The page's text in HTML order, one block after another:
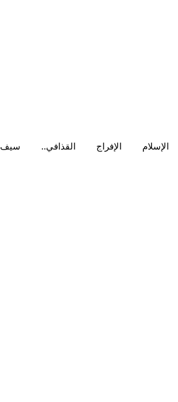
الإسلام الإفراج القذافي.. سيف